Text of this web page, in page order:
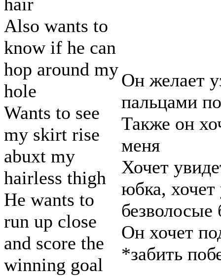
hair
Also wants to
know if he can
hop around my
hole
Wants to see
my skirt rise
abuxt my
hairless thigh
He wants to
run up close
and score the
winning goal
Он желает
пальцами
Также он
меня
Хочет
юбка,
безволосые
Он хочет
*забить